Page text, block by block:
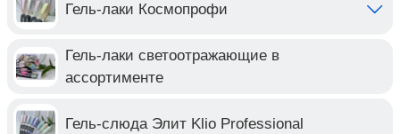
Гель-лаки Космопрофи
Гель-лаки светоотражающие в
ассортименте
Гель-слюда Элит Klio Professional